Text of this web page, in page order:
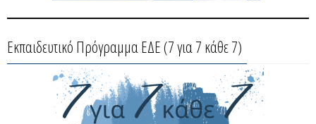
Εκπαιδευτικό Πρόγραμμα ΕΔΕ (7 για 7 κάθε 7)